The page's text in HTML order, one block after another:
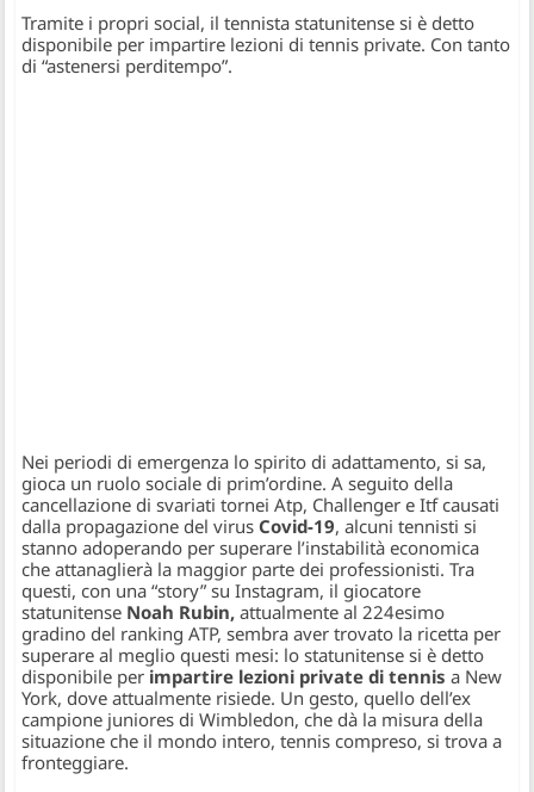
Tramite i propri social, il tennista statunitense si è detto
disponibile per impartire lezioni di tennis private. Con tanto
di “astenersi perditempo”.
Nei periodi di emergenza lo spirito di adattamento, si sa,
gioca un ruolo sociale di prim’ordine. A seguito della
cancellazione di svariati tornei Atp, Challenger e Itf causati
dalla propagazione del virusCovid-19, alcuni tennisti si
stanno adoperando per superare l’instabilità economica
che attanaglierà la maggior parte dei professionisti. Tra
questi, con una “story” su Instagram, il giocatore
statunitense Noah Rubin, attualmente al 224esimo
gradino del ranking ATP, sembra aver trovato la ricetta per
superare al meglio questi mesi: lo statunitense si è detto
disponibile per impartire lezioni private di tennis a New
York, dove attualmente risiede. Un gesto, quello dell’ex
campione juniores di Wimbledon, che dà la misura della
situazione che il mondo intero, tennis compreso, si trova a
fronteggiare.